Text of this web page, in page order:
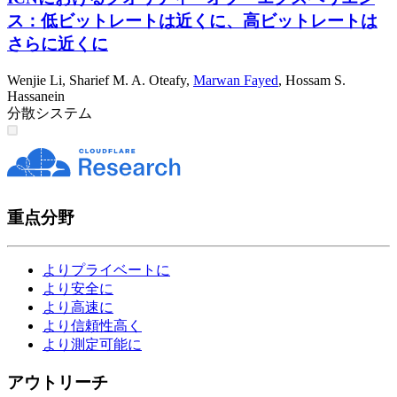
ス：低ビットレートは近くに、高ビットレートは
さらに近くに
Wenjie Li, Sharief M. A. Oteafy, Marwan Fayed, Hossam S.
Hassanein
分散システム
重点分野
よりプライベートに
より安全に
より高速に
より信頼性高く
より測定可能に
アウトリーチ